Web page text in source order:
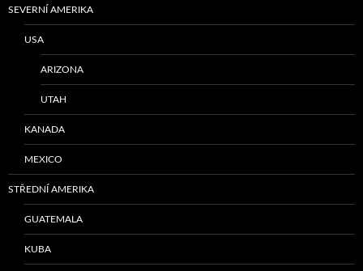
SEVERNÍ AMERIKA
USA
ARIZONA
UTAH
KANADA
MEXICO
STŘEDNÍ AMERIKA
GUATEMALA
KUBA